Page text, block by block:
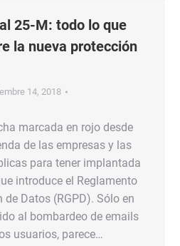
25-M: todo lo que
la nueva protección
14, 2018
marcada en rojo desde
de las empresas y las
para tener implantada
introduce el Reglamento
de Datos (RGPD). Sólo en
al bombardeo de emails
usuarios, parece…